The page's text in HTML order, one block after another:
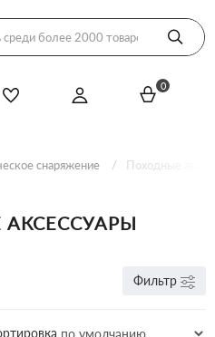
0
снаряжение Походные
Фильтр